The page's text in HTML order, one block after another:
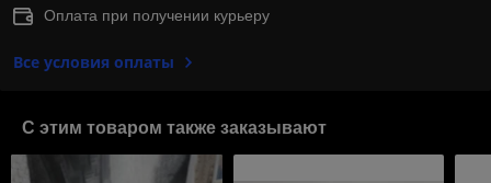
Оплата при получении курьеру
Все условия оплаты
С этим товаром также заказывают